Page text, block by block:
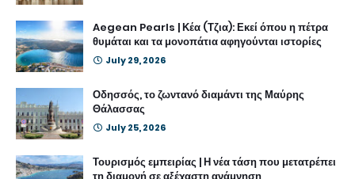
Aegean Pearls | Κέα (Τζια): Εκεί όπου η πέτρα
θυμάται και τα μονοπάτια αφηγούνται ιστορίες
July 29, 2026
Οδησσός, το ζωντανό διαμάντι της Μαύρης
Θάλασσας
July 25, 2026
Τουρισμός εμπειρίας | Η νέα τάση που μετατρέπει
τη διαμονή σε αξέχαστη ανάμνηση